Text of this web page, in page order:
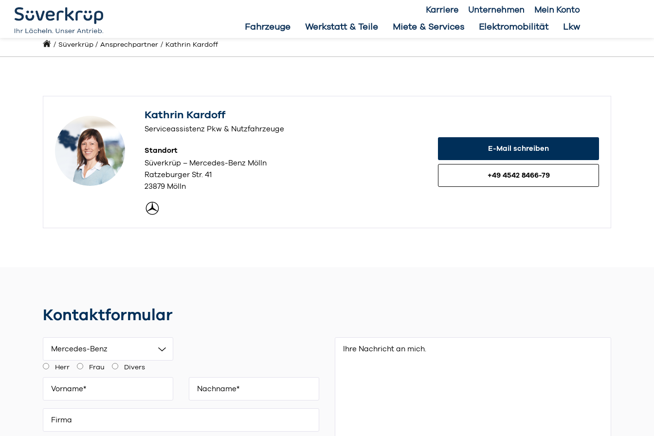
Karriere Unternehmen Mein Konto
Fahrzeuge Werkstatt & Teile Miete & Services Elektromobilität Lkw
Süverkrüp Ansprechpartner Kathrin Kardoff
Kathrin Kardoff
Serviceassistenz Pkw & Nutzfahrzeuge
Standort
Süverkrüp – Mercedes-Benz Mölln
Ratzeburger Str. 41
23879 Mölln
E-Mail schreiben
+49 4542 8466-79
Kontaktformular
Mercedes-Benz
Herr Frau Divers